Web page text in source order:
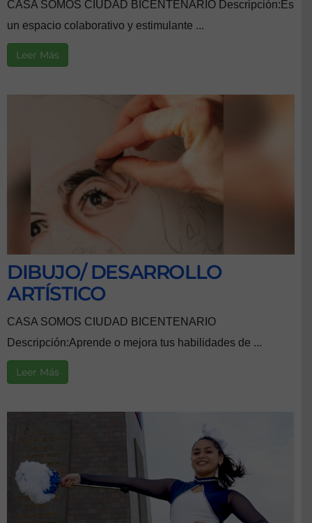
CASA SOMOS CIUDAD BICENTENARIO Descripción:Es
un espacio colaborativo y estimulante ...
Leer Más
DIBUJO/ DESARROLLO
ARTÍSTICO
CASA SOMOS CIUDAD BICENTENARIO
Descripción:Aprende o mejora tus habilidades de ...
Leer Más